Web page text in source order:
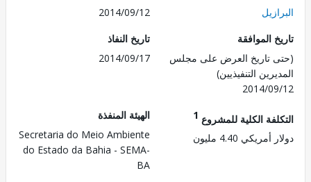
2014/09/12
الموافقة
تاريخ العرض على مجلس
التنفيذيين)
2014/
تاريخ النفاذ
2014/09/17
الكلية للمشروع1
4.40 مليون
الهيئة المنفذة
Secretaria do Meio Ambiente
do Estado da Bahia - SEMA-